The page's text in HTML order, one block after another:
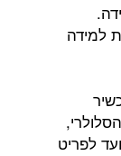
למידה
לפריט